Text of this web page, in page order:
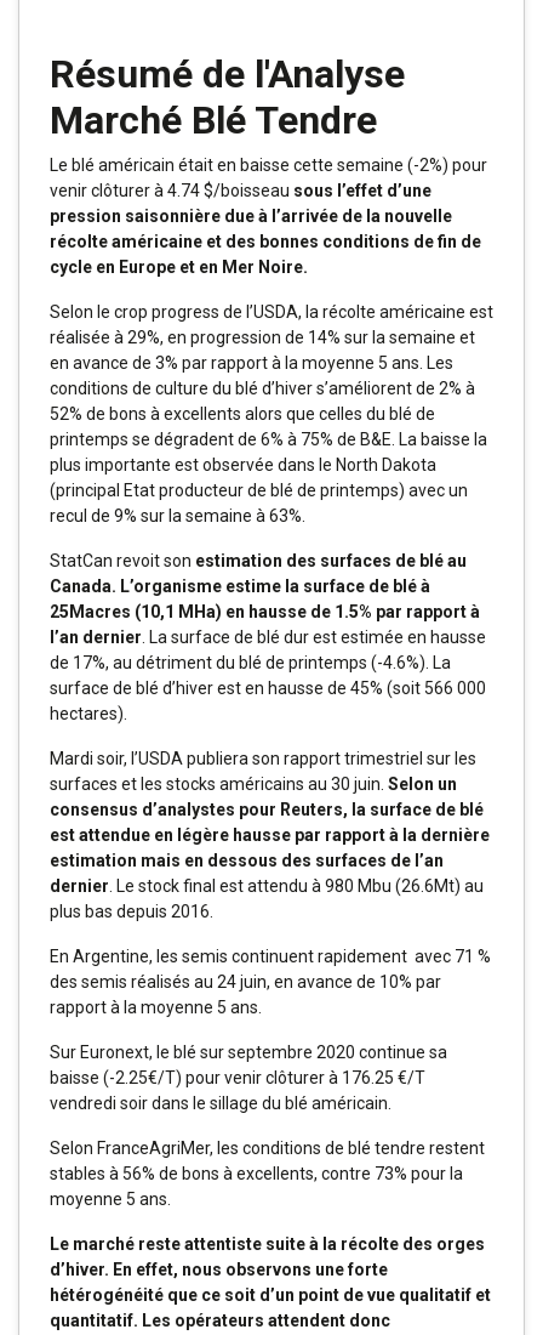
Résumé de l'Analyse
Marché Blé Tendre
Le blé américain était en baisse cette semaine (-2%) pour
venir clôturer à 4.74 $/boisseau sous l’effet d’une
pression saisonnière due à l’arrivée de la nouvelle
récolte américaine et des bonnes conditions de fin de
cycle en Europe et en Mer Noire.
Selon le crop progress de l’USDA, la récolte américaine est
réalisée à 29%, en progression de 14% sur la semaine et
en avance de 3% par rapport à la moyenne 5 ans. Les
conditions de culture du blé d’hiver s’améliorent de 2% à
52% de bons à excellents alors que celles du blé de
printemps se dégradent de 6% à 75% de B&E. La baisse la
plus importante est observée dans le North Dakota
(principal Etat producteur de blé de printemps) avec un
recul de 9% sur la semaine à 63%.
StatCan revoit son estimation des surfaces de blé au
Canada. L’organisme estime la surface de blé à
25Macres (10,1 MHa) en hausse de 1.5% par rapport à
l’an dernier . La surface de blé dur est estimée en hausse
de 17%, au détriment du blé de printemps (-4.6%). La
surface de blé d’hiver est en hausse de 45% (soit 566 000
hectares).
Mardi soir, l’USDA publiera son rapport trimestriel sur les
surfaces et les stocks américains au 30 juin. Selon un
consensus d’analystes pour Reuters, la surface de blé
est attendue en légère hausse par rapport à la dernière
estimation mais en dessous des surfaces de l’an
dernier . Le stock final est attendu à 980 Mbu (26.6Mt) au
plus bas depuis 2016.
En Argentine, les semis continuent rapidement avec 71 %
des semis réalisés au 24 juin, en avance de 10% par
rapport à la moyenne 5 ans.
Sur Euronext, le blé sur septembre 2020 continue sa
baisse (-2.25€/T) pour venir clôturer à 176.25 €/T
vendredi soir dans le sillage du blé américain.
Selon FranceAgriMer, les conditions de blé tendre restent
stables à 56% de bons à excellents, contre 73% pour la
moyenne 5 ans.
Le marché reste attentiste suite à la récolte des orges
d’hiver. En effet, nous observons une forte
hétérogénéité que ce soit d’un point de vue qualitatif et
quantitatif. Les opérateurs attendent donc